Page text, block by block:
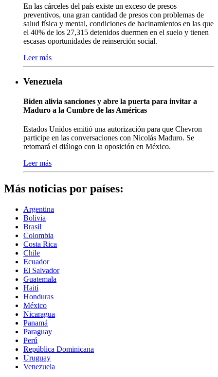
En las cárceles del país existe un exceso de presos
preventivos, una gran cantidad de presos con problemas de
salud física y mental, condiciones de hacinamientos en las que
el 40% de los 27,315 detenidos duermen en el suelo y tienen
escasas oportunidades de reinserción social.
Leer más
Venezuela
Biden alivia sanciones y abre la puerta para invitar a
Maduro a la Cumbre de las Américas
Estados Unidos emitió una autorización para que Chevron
participe en las conversaciones con Nicolás Maduro. Se
retomará el diálogo con la oposición en México.
Leer más
Más noticias por países:
Argentina
Bolivia
Brasil
Colombia
Costa Rica
Chile
Ecuador
El Salvador
Guatemala
Haití
Honduras
México
Nicaragua
Panamá
Paraguay
Perú
República Dominicana
Uruguay
Venezuela